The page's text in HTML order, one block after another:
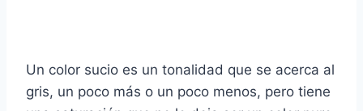
Un color sucio es un tonalidad que se acerca al
gris, un poco más o un poco menos, pero tiene